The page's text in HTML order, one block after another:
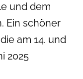
und dem
Ein schöner
am 14. und
2025